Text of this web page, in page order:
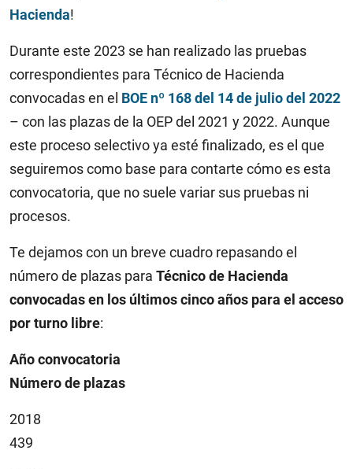
Hacienda!
Durante este 2023 se han realizado las pruebas
correspondientes para Técnico de Hacienda
convocadas en el BOE nº 168 del 14 de julio del 2022
– con las plazas de la OEP del 2021 y 2022. Aunque
este proceso selectivo ya esté finalizado, es el que
seguiremos como base para contarte cómo es esta
convocatoria, que no suele variar sus pruebas ni
procesos.
Te dejamos con un breve cuadro repasando el
número de plazas para Técnico de Hacienda
convocadas en los últimos cinco años para el acceso
por turno libre:
Año convocatoria
Número de plazas
2018
439